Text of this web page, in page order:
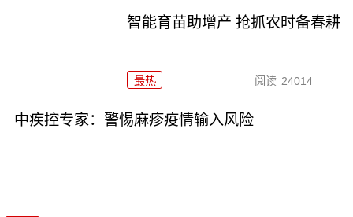
智能育苗助增产 抢抓农时备春耕
最热 阅读 24014
中疾控专家：警惕麻疹疫情输入风险